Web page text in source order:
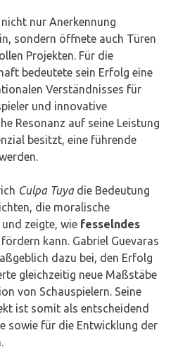
nur Anerkennung
sondern öffnete auch Türen
Projekten. Für die
bedeutete sein Erfolg eine
Verständnisses für
und innovative
Resonanz auf seine Leistung
besitzt, eine führende
Culpa Tuyadie Bedeutung
die moralische
zeigte, wie fesselndes
kann. Gabriel Guevaras
dazu bei, den Erfolg
gleichzeitig neue Maßstäbe
von Schauspielern. Seine
ist somit als entscheidend
sowie für die Entwicklung der